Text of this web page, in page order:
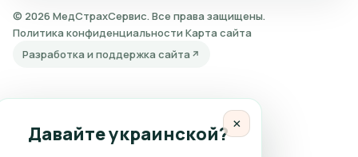
© 2026 МедСтрахСервис. Все права защищены.
Политика конфиденциальности Карта сайта
Разработка и поддержка сайта
×
Давайте украинской?